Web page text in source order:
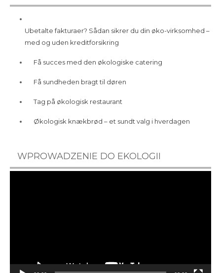
Ubetalte fakturaer? Sådan sikrer du din øko-virksomhed –
med og uden kreditforsikring
Få succes med den økologiske catering
Få sundheden bragt til døren
Tag på økologisk restaurant
Økologisk knækbrød – et sundt valg i hverdagen
WPROWADZENIE DO EKOLOGII